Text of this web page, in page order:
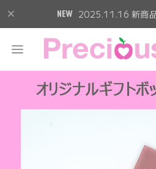
2025.11.16 新商